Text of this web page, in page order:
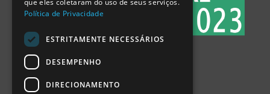
que eles coletaram do uso de seus serviços.
Política de Privacidade
ESTRITAMENTE NECESSÁRIOS
DESEMPENHO
DIRECIONAMENTO